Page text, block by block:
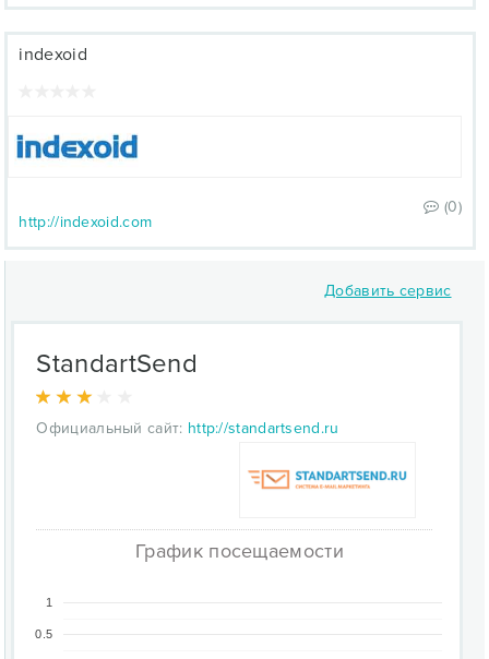
indexoid
(0)
http://indexoid.com
Добавить сервис
StandartSend
Официальный сайт: http://standartsend.ru
График посещаемости
0.5
1